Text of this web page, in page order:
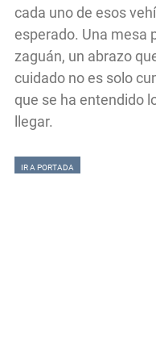
cada uno de esos
esperado. Una mesa
zaguán, un abrazo
cuidado no es solo
que se ha entendido
llegar.
IR A PORTADA